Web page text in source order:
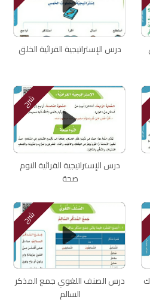
درس الإستراتيجية القرائية الخلق
شرح
درس الإستراتيجية القرائية النوم
صحة
شرح
درس الصنف اللغوي جمع المذكر
السالم